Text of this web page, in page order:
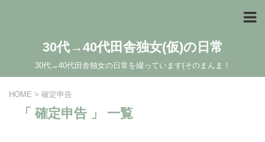
30代→40代田舎独女(仮)の日常
30代→40代田舎独女の日常を綴っています(そのまんま！
HOME > 確定申告
「 確定申告 」 一覧